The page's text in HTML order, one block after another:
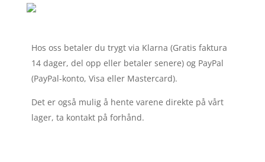
Hos oss betaler du trygt via Klarna (Gratis faktura
14 dager, del opp eller betaler senere) og PayPal
(PayPal-konto, Visa eller Mastercard).
Det er også mulig å hente varene direkte på vårt
lager, ta kontakt på forhånd.